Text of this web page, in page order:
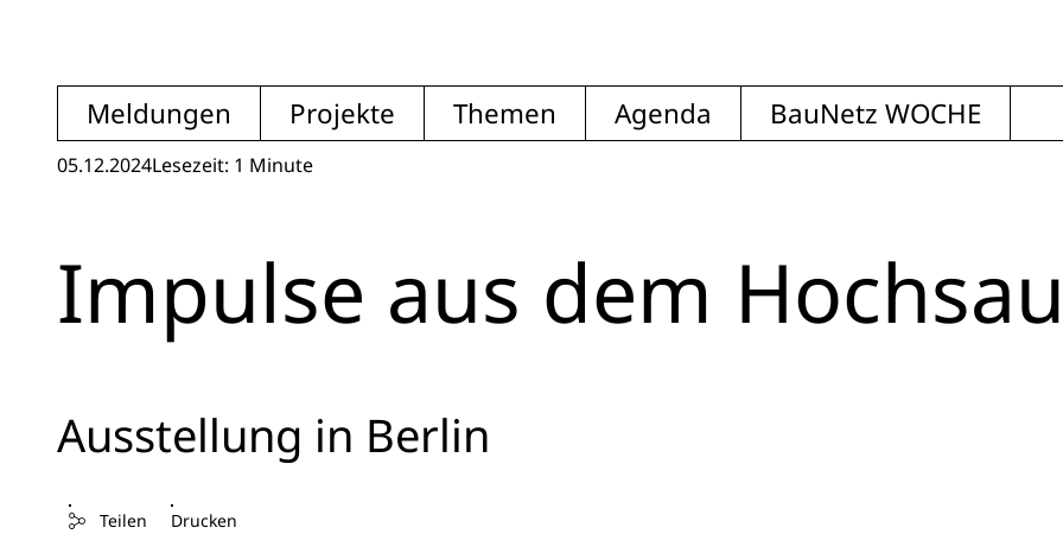
Meldungen Projekte Themen Agenda BauNetz WOCHE
05.12.2024Lesezeit: 1 Minute
Impulse aus dem
Ausstellung in Berlin
Teilen Drucken